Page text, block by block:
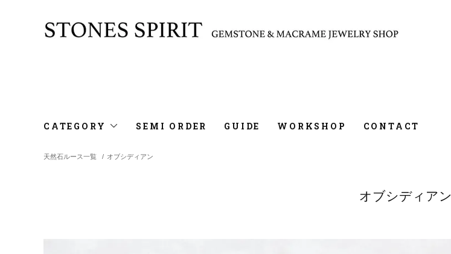
CATEGORY SEMI ORDER GUIDE WORKSHOP CONTACT
天然石ルース一覧 / オブシディアン
オブシディアン